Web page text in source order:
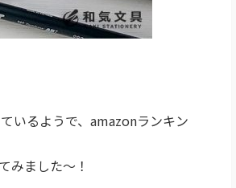
いるようで、amazonランキン
みました～！